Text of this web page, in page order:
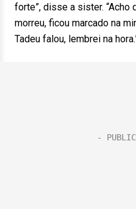
forte”, disse a sister.
morreu, ficou marcado na
Tadeu falou, lembrei na